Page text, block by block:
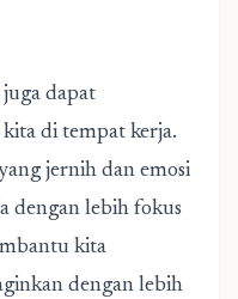
dapat
di tempat kerja.
jernih dan emosi
dengan lebih fokus
kita
dengan lebih